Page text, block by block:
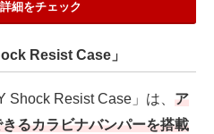
細をチェック
Resist Case」
Resist Case」は、 ア
るカラビナバンパーを搭載